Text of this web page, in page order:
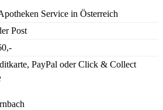
Service in Österreich
Post
PayPal oder Click & Collect